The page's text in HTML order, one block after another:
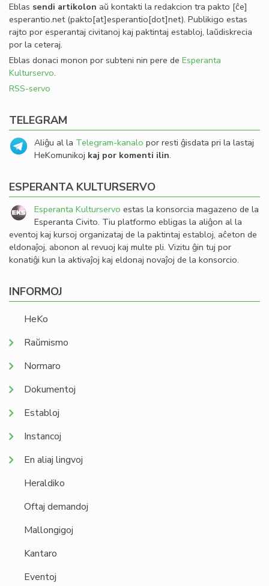
Eblas sendi artikolon aŭ kontakti la redakcion tra pakto [ĉe]
esperantio.net(pakto[at]esperantio[dot]net). Publikigo estas
rajto por esperantaj civitanoj kaj paktintaj establoj, laŭdiskrecia
por la ceteraj.
Eblas donaci monon por subteni nin pere de Esperanta
Kulturservo.
RSS-servo
TELEGRAM
Aliĝu al la Telegram-kanalo por resti ĝisdata pri la lastaj
HeKomunikoj kaj por komenti ilin.
ESPERANTA KULTURSERVO
Esperanta Kulturservo estas la konsorcia magazeno de la
Esperanta Civito. Tiu platformo ebligas la aliĝon al la
eventoj kaj kursoj organizataj de la paktintaj establoj, aĉeton de
eldonaĵoj, abonon al revuoj kaj multe pli. Vizitu ĝin tuj por
konatiĝi kun la aktivaĵoj kaj eldonaj novaĵoj de la konsorcio.
INFORMOJ
HeKo
Raŭmismo
Normaro
Dokumentoj
Establoj
Instancoj
En aliaj lingvoj
Heraldiko
Oftaj demandoj
Mallongigoj
Kantaro
Eventoj